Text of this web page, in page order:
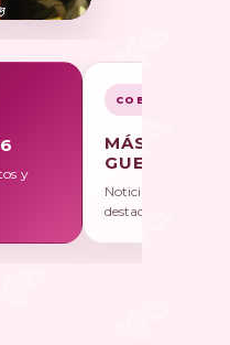
y
COBERTURA
MÁS SOBRE
Noticias, galerías y
destacadas.